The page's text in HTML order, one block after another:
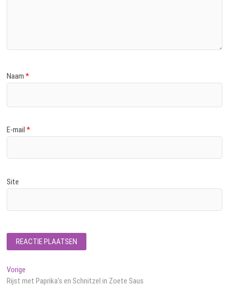
Naam*
E-mail*
Site
Bericht
Vorige
bericht:
Rijst met Paprika’s en Schnitzel in Zoete Saus